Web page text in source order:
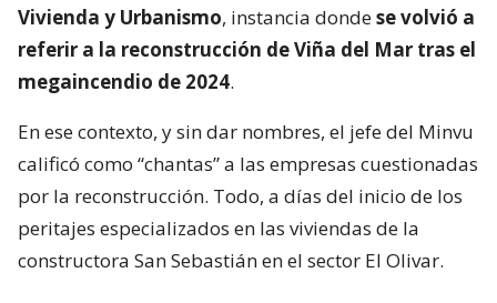
Vivienda y Urbanismo, instancia dondese volvió a
referir a la reconstrucción de Viña del Mar tras el
megaincendio de 2024.
En ese contexto, y sin dar nombres, el jefe del Minvu
calificó como “chantas” a las empresas cuestionadas
por la reconstrucción. Todo, a días del inicio de los
peritajes especializados en las viviendas de la
constructora San Sebastián en el sector El Olivar.